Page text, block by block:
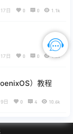
日 0 0 1.1k
日 0 0 1.2k
）教程
日 0 4 10.6k